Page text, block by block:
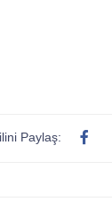
Paylaş: